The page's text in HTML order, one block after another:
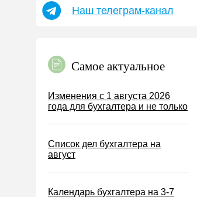
УСН
Земельный налог
Налог на рекламу
Торговый сбор
Туристический налог
Наш телеграм-канал
Самое актуальное
Изменения с 1 августа 2026
года для бухгалтера и не только
Список дел бухгалтера на
август
Календарь бухгалтера на 3-7